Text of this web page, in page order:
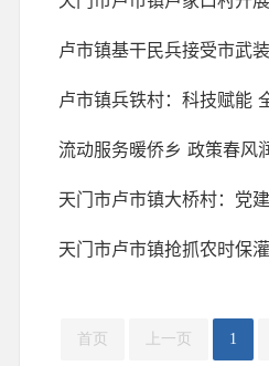
首页 上一页 1